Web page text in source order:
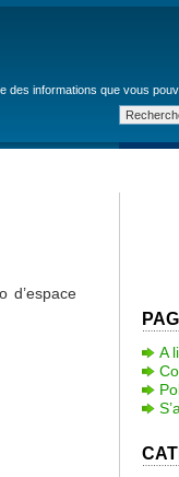
informations que vous
d’espace
A